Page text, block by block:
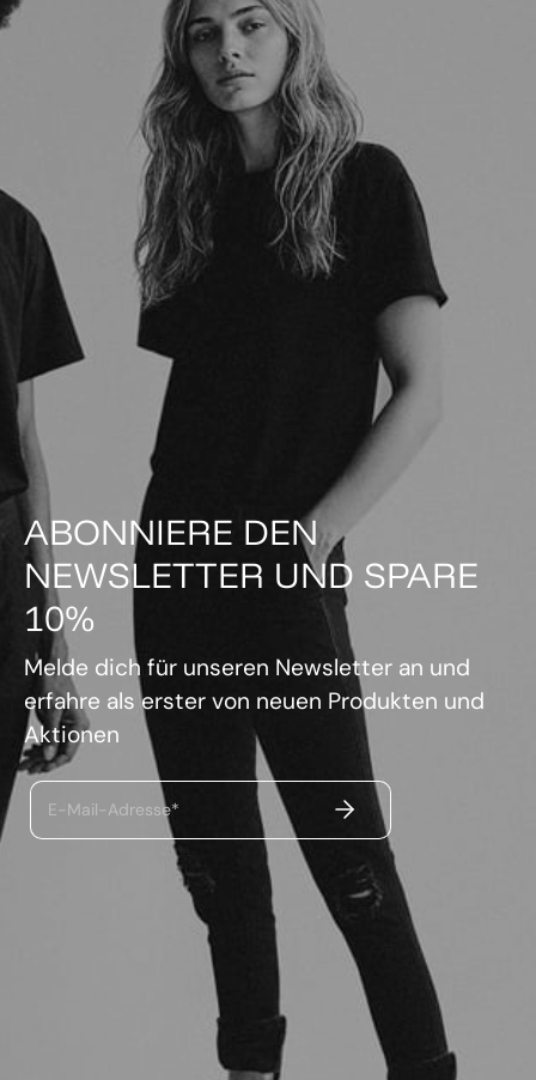
ABONNIERE DEN
NEWSLETTER UND SPARE
10%
Melde dich für unseren Newsletter an und
erfahre als erster von neuen Produkten und
Aktionen
E-Mail-Adresse* ABSENDEN